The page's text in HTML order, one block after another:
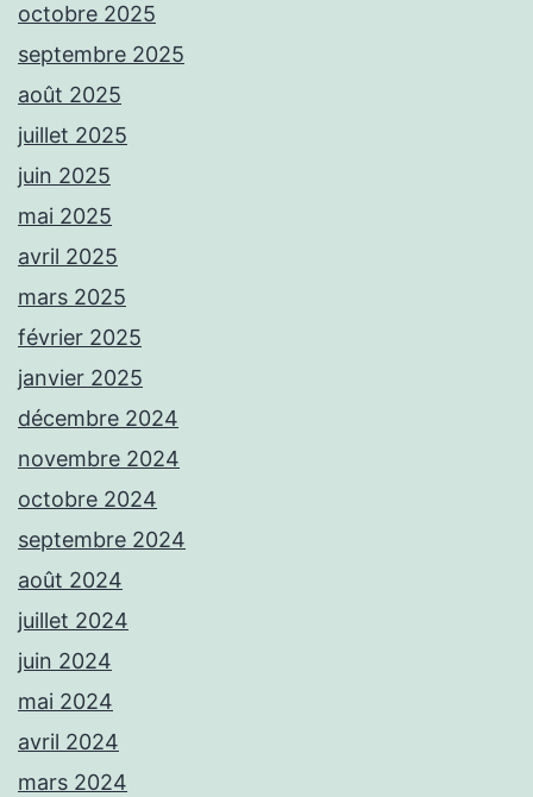
octobre 2025
septembre 2025
août 2025
juillet 2025
juin 2025
mai 2025
avril 2025
mars 2025
février 2025
janvier 2025
décembre 2024
novembre 2024
octobre 2024
septembre 2024
août 2024
juillet 2024
juin 2024
mai 2024
avril 2024
mars 2024